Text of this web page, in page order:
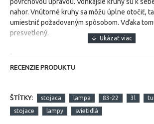
nahor. Vnútorné kruhy sa môžu úplne otočiť,
umiestniť požadovaným spôsobom. Vďaka
presvetlený.
RECENZIE PRODUKTU
ŠTÍTKY: stojaca lampa 83-22 3l
stojace lampy svietidlá